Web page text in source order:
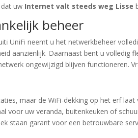
uw Internet valt steeds weg Lisse
beheer
UniFi neemt u het netwerkbeheer
aanzienlijk. Daarnaast bent u volledig
ongewijzigd blijven functioneren.
maar de WiFi-dekking op het erf
voor uw veranda, buitenkeuken of
staan garant voor een betrouwbare